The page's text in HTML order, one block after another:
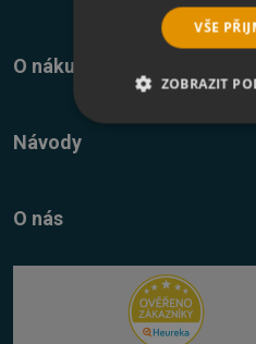
O nákupu
Služba Platímpak.cz
Elektronické licence a trezor
Návody
Návody, tipy, triky
O nás
Nákup multilicencí
VŠE
ZOBRAZIT
FUNKČNÍ
NEZAŘAZENÉ